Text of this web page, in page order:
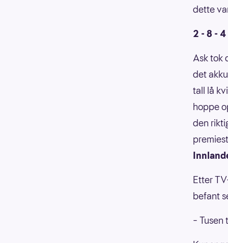
dette
2 - 8 -
Ask tok
det
tall lå
hoppe
den
Etter
befant
–